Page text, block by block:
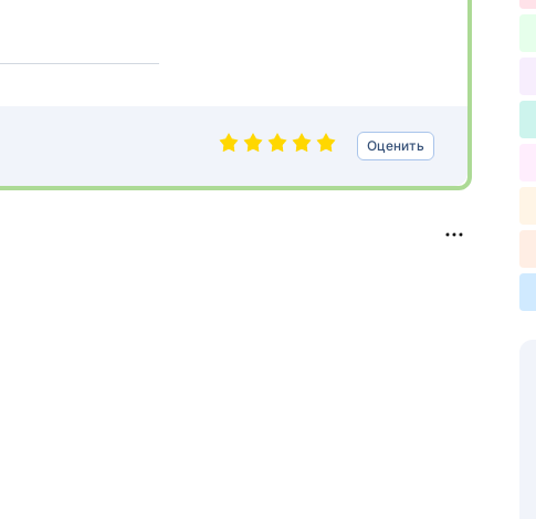
Оценить